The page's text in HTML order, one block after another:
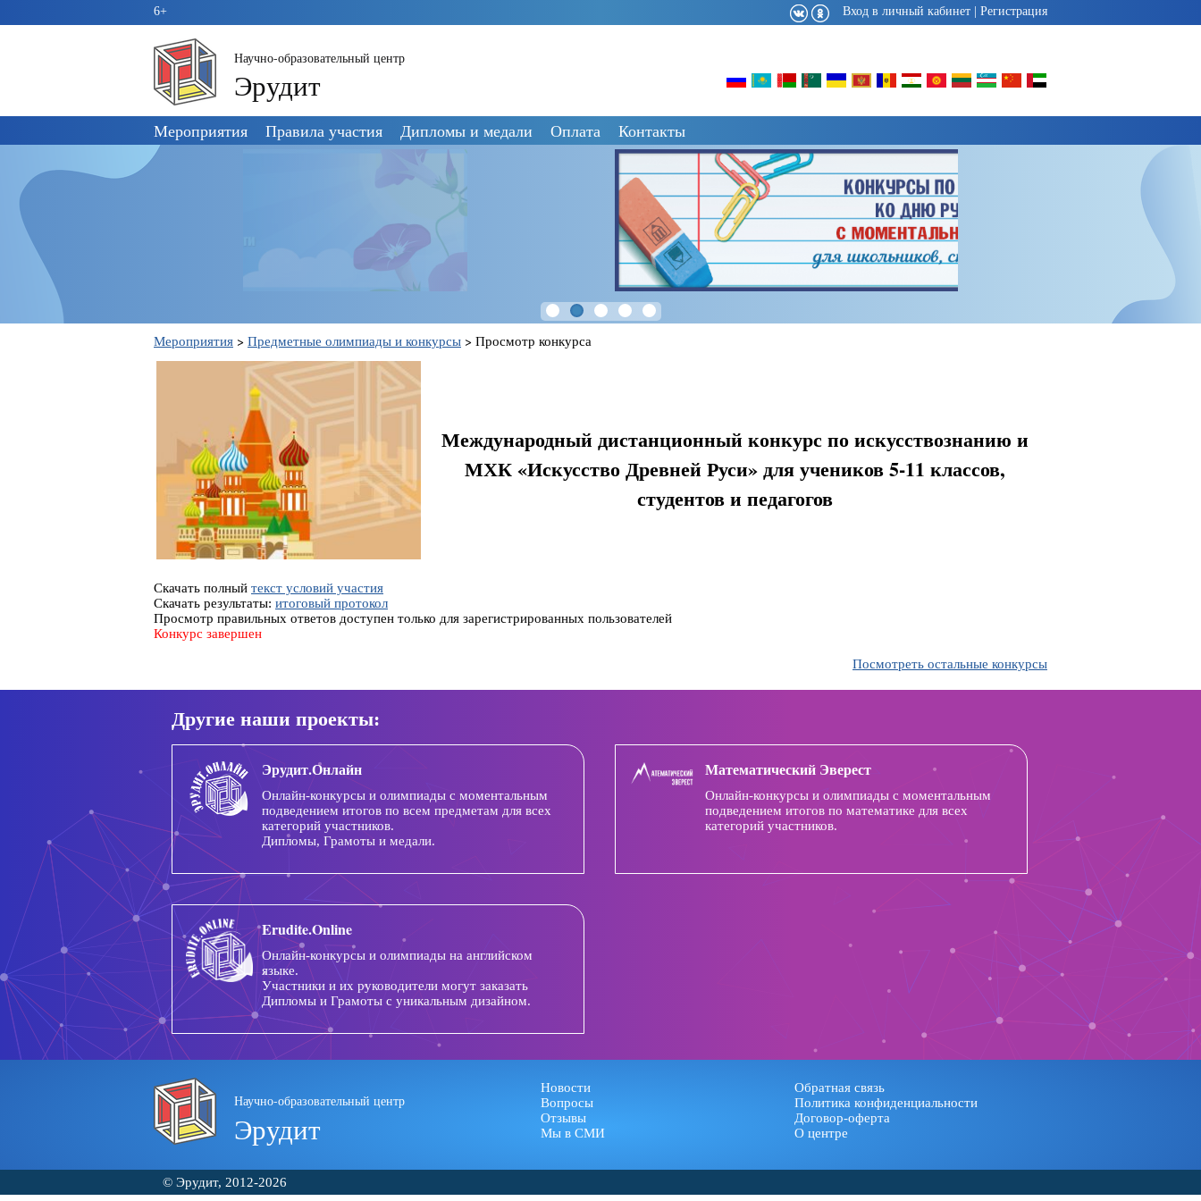
6+ Вход в личный кабинет Регистрация
Научно-образовательный центр
Эрудит
Пропустить
навигацию
Мероприятия Правила участия Дипломы и медали Оплата Контакты
Мероприятия > Предметные олимпиады и конкурсы > Просмотр конкурса
Международный дистанционный конкурс по искусствознанию и
МХК «Искусство Древней Руси» для учеников 5-11 классов,
студентов и педагогов
Скачать полный текст условий участия
Скачать результаты: итоговый протокол
Просмотр правильных ответов доступен только для зарегистрированных пользователей
Конкурс завершен
Посмотреть остальные конкурсы
Другие наши проекты:
Эрудит.Онлайн
Онлайн-конкурсы и олимпиады с моментальным
подведением итогов по всем предметам для всех
категорий участников.
Дипломы, Грамоты и медали.
Математический Эверест
Онлайн-конкурсы и олимпиады с моментальным
подведением итогов по математике для всех
категорий участников.
Erudite.Online
Онлайн-конкурсы и олимпиады на английском
языке.
Участники и их руководители могут заказать
Дипломы и Грамоты с уникальным дизайном.
Научно-образовательный центр
Эрудит
Новости
Вопросы
Отзывы
Мы в СМИ
Обратная связь
Политика конфиденциальности
Договор-оферта
О центре
© Эрудит, 2012-2026